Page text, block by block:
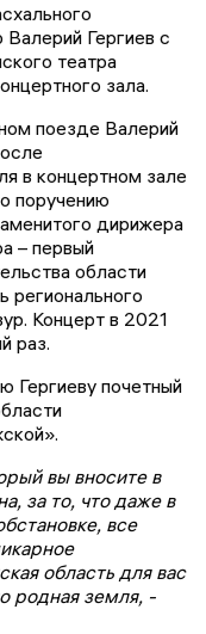
Гергиев с
театра
зала.
поезде Валерий
в концертном зале
поручению
дирижера
– первый
области
регионального
Концерт в 2021
раз.
Гергиеву почетный
вы вносите в
за то, что даже в
все
область для вас
родная земля, -